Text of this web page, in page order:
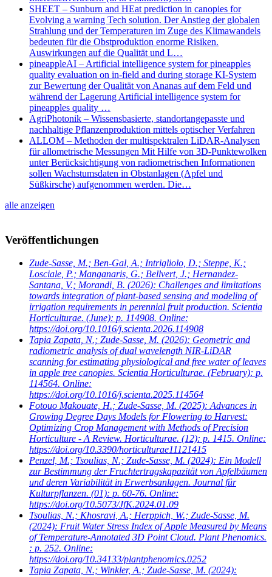
SHEET – Sunburn and HEat prediction in canopies for
Evolving a warning Tech solution. Der Anstieg der globalen
Strahlung und der Temperaturen im Zuge des Klimawandels
bedeuten für die Obstproduktion enorme Risiken.
Auswirkungen auf die Qualität und L…
pineappleAI – Artificial intelligence system for pineapples
quality evaluation on in-field and during storage KI-System
zur Bewertung der Qualität von Ananas auf dem Feld und
während der Lagerung Artificial intelligence system for
pineapples quality …
AgriPhotonik – Wissensbasierte, standortangepasste und
nachhaltige Pflanzenproduktion mittels optischer Verfahren
ALLOM – Methoden der multispektralen LiDAR-Analysen
für allometrische Messungen Mit Hilfe von 3D-Punktewolken
unter Berücksichtigung von radiometrischen Informationen
sollen Wachstumsdaten in Obstanlagen (Apfel und
Süßkirsche) aufgenommen werden. Die…
alle anzeigen
Veröffentlichungen
Zude-Sasse, M.; Ben-Gal, A.; Intrigliolo, D.; Steppe, K.;
Losciale, P.; Manganaris, G.; Bellvert, J.; Hernandez-
Santana, V.; Morandi, B. (2026): Challenges and limitations
towards integration of plant-based sensing and modeling of
irrigation requirements in perennial fruit production. Scientia
Horticulturae. (June): p. 114908. Online:
https://doi.org/10.1016/j.scienta.2026.114908
Tapia Zapata, N.; Zude-Sasse, M. (2026): Geometric and
radiometric analysis of dual wavelength NIR-LiDAR
scanning for estimating physiological and free water of leaves
in apple tree canopies. Scientia Horticulturae. (February): p.
114564. Online:
https://doi.org/10.1016/j.scienta.2025.114564
Fotouo Makouate, H.; Zude-Sasse, M. (2025): Advances in
Growing Degree Days Models for Flowering to Harvest:
Optimizing Crop Management with Methods of Precision
Horticulture - A Review. Horticulturae. (12): p. 1415. Online:
https://doi.org/10.3390/horticulturae11121415
Penzel, M.; Tsoulias, N.; Zude-Sasse, M. (2024): Ein Modell
zur Bestimmung der Fruchtertragskapazität von Apfelbäumen
und deren Variabilität in Erwerbsanlagen. Journal für
Kulturpflanzen. (01): p. 60-76. Online:
https://doi.org/10.5073/JfK.2024.01.09
Tsoulias, N.; Khosravi, A.; Herppich, W.; Zude-Sasse, M.
(2024): Fruit Water Stress Index of Apple Measured by Means
of Temperature-Annotated 3D Point Cloud. Plant Phenomics.
: p. 252. Online:
https://doi.org/10.34133/plantphenomics.0252
Tapia Zapata, N.; Winkler, A.; Zude-Sasse, M. (2024):